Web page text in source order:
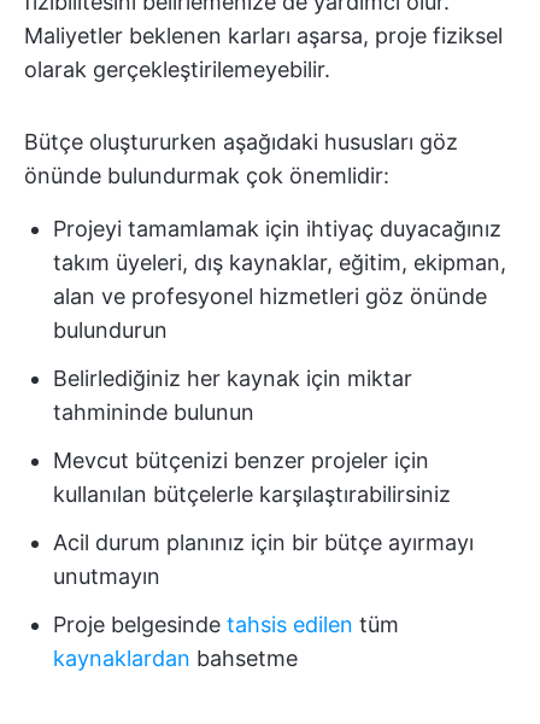
Maliyetler beklenen karları aşarsa, proje fiziksel
olarak gerçekleştirilemeyebilir.
Bütçe oluştururken aşağıdaki hususları göz
önünde bulundurmak çok önemlidir:
Projeyi tamamlamak için ihtiyaç duyacağınız
takım üyeleri, dış kaynaklar, eğitim, ekipman,
alan ve profesyonel hizmetleri göz önünde
bulundurun
Belirlediğiniz her kaynak için miktar
tahmininde bulunun
Mevcut bütçenizi benzer projeler için
kullanılan bütçelerle karşılaştırabilirsiniz
Acil durum planınız için bir bütçe ayırmayı
unutmayın
Proje belgesinde tahsis edilen tüm
kaynaklardan bahsetme